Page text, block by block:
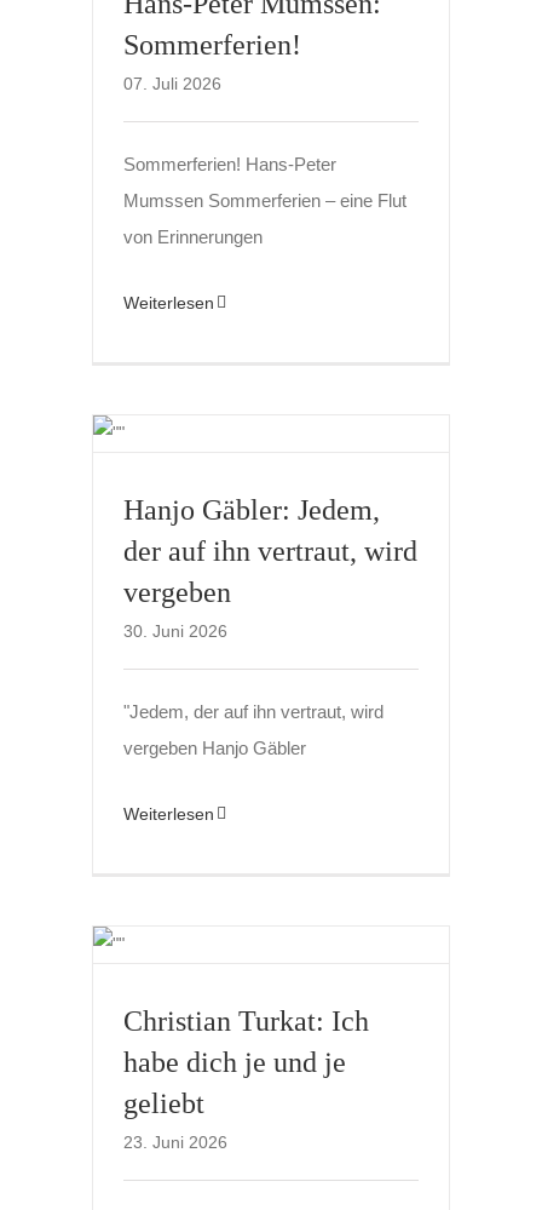
Sommerferien!
07. Juli 2026
Sommerferien! Hans-Peter
Mumssen Sommerferien – eine Flut
von Erinnerungen
Weiterlesen
Hanjo Gäbler: Jedem,
der auf ihn vertraut, wird
vergeben
30. Juni 2026
"Jedem, der auf ihn vertraut, wird
vergeben Hanjo Gäbler
Weiterlesen
Christian Turkat: Ich
habe dich je und je
geliebt
23. Juni 2026